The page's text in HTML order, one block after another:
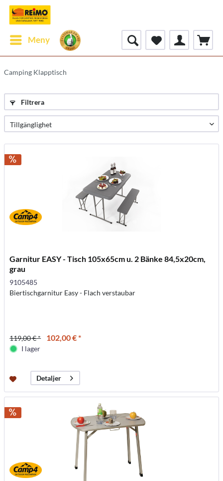
Meny
Camping Klapptisch
Filtrera
Garnitur EASY - Tisch 105x65cm u. 2 Bänke 84,5x20cm,
grau
9105485
Biertischgarnitur Easy - Flach verstaubar
119,00 € * 102,00 € *
I lager
Detaljer